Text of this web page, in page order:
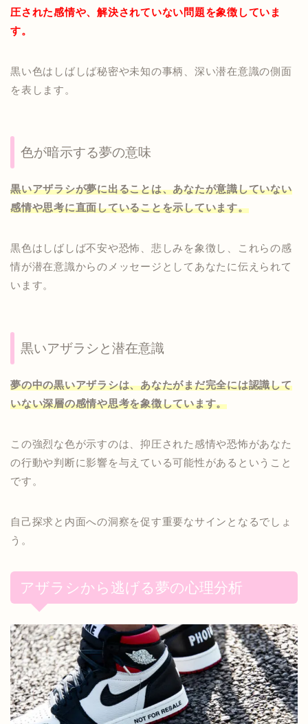
圧された感情や、解決されていない問題を象徴していま
す。
黒い色はしばしば秘密や未知の事柄、深い潜在意識の側面
を表します。
色が暗示する夢の意味
黒いアザラシが夢に出ることは、あなたが意識していない
感情や思考に直面していることを示しています。
黒色はしばしば不安や恐怖、悲しみを象徴し、これらの感
情が潜在意識からのメッセージとしてあなたに伝えられて
います。
黒いアザラシと潜在意識
夢の中の黒いアザラシは、あなたがまだ完全には認識して
いない深層の感情や思考を象徴しています。
この強烈な色が示すのは、抑圧された感情や恐怖があなた
の行動や判断に影響を与えている可能性があるということ
です。
自己探求と内面への洞察を促す重要なサインとなるでしょ
う。
アザラシから逃げる夢の心理分析